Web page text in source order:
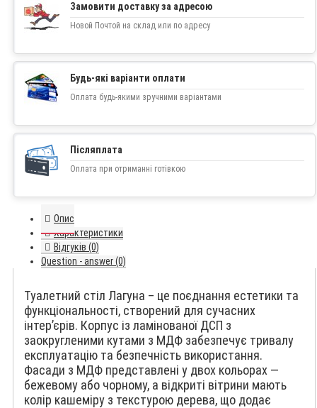
Замовити доставку за адресою
Новой Почтой на склад или по адресу
Будь-які варіанти оплати
Оплата будь-якими зручними варіантами
Післяплата
Оплата при отриманні готівкою
Опис
Характеристики
Відгуків (0)
Question - answer (0)
Туалетний стіл Лагуна – це поєднання естетики та
функціональності, створений для сучасних
інтер’єрів. Корпус із ламінованої ДСП з
заокругленими кутами з МДФ забезпечує тривалу
експлуатацію та безпечність використання.
Фасади з МДФ представлені у двох кольорах —
бежевому або чорному, а відкриті вітрини мають
колір кашеміру з текстурою дерева, що додає